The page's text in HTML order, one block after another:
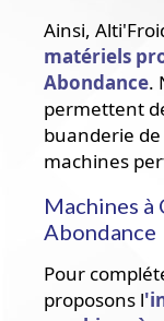
Ainsi,
matériels
Abondance.
permettent
buanderie
machines
Machines à
Abondance
Pour
proposons l'